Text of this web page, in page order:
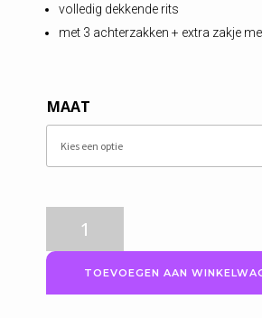
volledig dekkende rits
met 3 achterzakken + extra zakje
MAAT
Fietsshirt
Dames,
Essence
Zwart,
TOEVOEGEN AAN